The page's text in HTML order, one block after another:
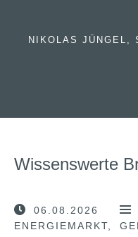
NIKOLAS JÜNGEL,
Wissenswerte
06.08.2026
ENERGIEMARKT